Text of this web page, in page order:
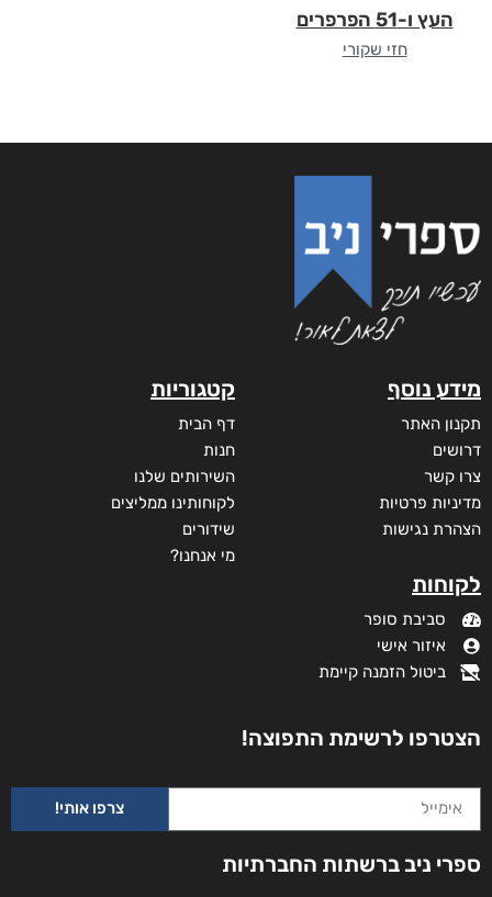
העץ ו-51 הפרפרים
חזי שקורי
מידע נוסף
תקנון האתר
דרושים
צרו קשר
מדיניות פרטיות
הצהרת נגישות
לקוחות
סביבת סופר
איזור אישי
ביטול הזמנה קיימת
קטגוריות
דף הבית
חנות
השירותים שלנו
לקוחותינו ממליצים
שידורים
מי אנחנו?
הצטרפו לרשימת התפוצה!
צרפו אותי!
ספרי ניב ברשתות החברתיות